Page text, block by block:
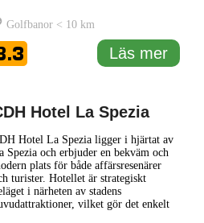
utmärkt bas för att upptäcka Cinque
en av Italiens mest berömda
destinationer, endast en kort
bort. Hotel Firenze
... Läs mer
Golfbanor < 10 km
Läs mer
Hotel La Spezia
Hotel La Spezia ligger i hjärtat av
Spezia och erbjuder en bekväm och
plats för både affärsresenärer
turister. Hotellet är strategiskt
i närheten av stadens
vilket gör det enkelt